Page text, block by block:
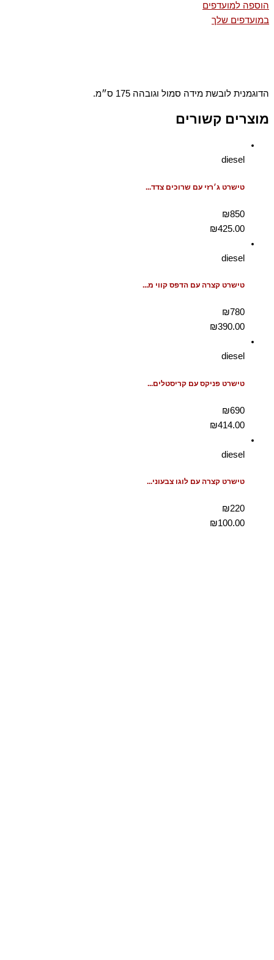
הוספה למועדפים
במועדפים שלך
הדוגמנית לובשת מידה סמול וגובהה 175 ס״מ.
מוצרים קשורים
diesel
טישרט ג׳רזי עם שרוכים צדד...
₪850
₪425.00
diesel
טישרט קצרה עם הדפס קווי מ...
₪780
₪390.00
diesel
טישרט פניקס עם קריסטלים...
₪690
₪414.00
diesel
טישרט קצרה עם לוגו צבעוני...
₪220
₪100.00